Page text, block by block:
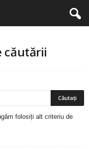
căutării
folosiți alt criteriu de